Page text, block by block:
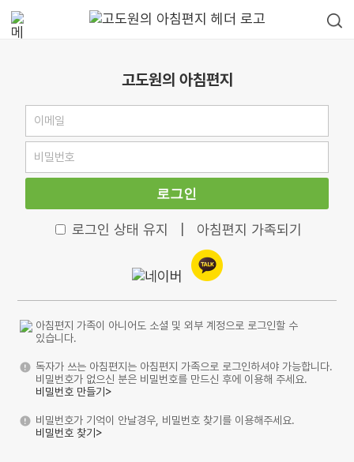
고도원의 아침편지
로그인
로그인 상태 유지 아침편지 가족되기
아침편지 가족이 아니어도 소셜 및 외부 계정으로 로그인할 수
있습니다.
독자가 쓰는 아침편지는 아침편지 가족으로 로그인하셔야 가능합니다.
비밀번호가 없으신 분은 비밀번호를 만드신 후에 이용해 주세요.
비밀번호 만들기>
비밀번호가 기억이 안날경우, 비밀번호 찾기를 이용해주세요.
비밀번호 찾기>